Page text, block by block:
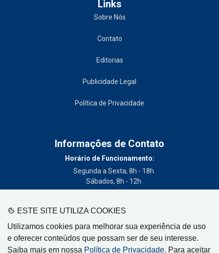
ESTE SITE UTILIZA COOKIES
Utilizamos cookies para melhorar sua experiência de uso
e oferecer conteúdos que possam ser de seu interesse.
Saiba mais em nossa Política de Privacidade. Para aceitar
Links
Sobre Nós
Contato
Editorias
Publicidade Legal
Política de Privacidade
Informações de Contato
Horário de Funcionamento:
Segunda a Sexta, 8h - 18h
Sábados, 8h - 12h
(19) 3404-3700
Circulação:
Limeira - SP, Artur Nogueira - SP, Cordeirópolis - SP,
Engenheiro Coelho - SP, Iracemápolis - SP